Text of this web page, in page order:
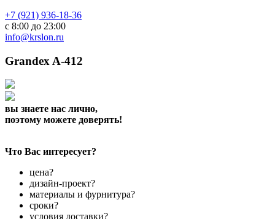
+7 (921) 936-18-36
с 8:00 до 23:00
info@krslon.ru
Grandex A-412
вы знаете нас лично,
поэтому можете доверять!
Что Вас интересует?
цена?
дизайн-проект?
материалы и фурнитура?
сроки?
условия доставки?